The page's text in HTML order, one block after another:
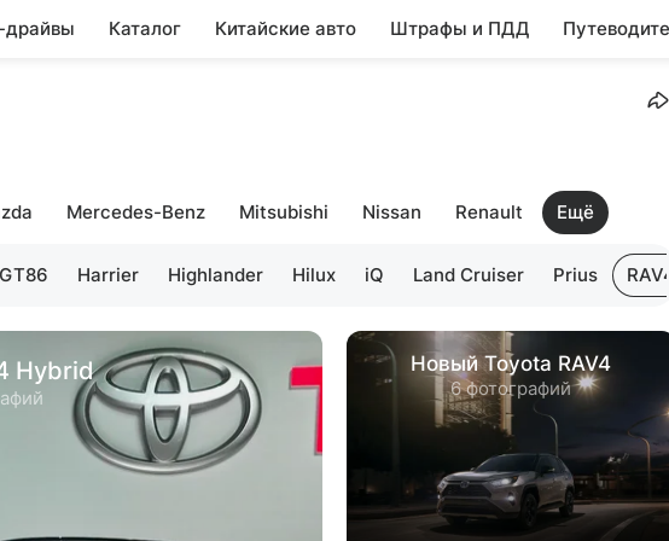
драйвы Каталог Китайские авто Штрафы и ПДД
Mercedes-Benz Mitsubishi Nissan Renault Ещё
GT86 Harrier Highlander Hilux iQ Land Cruiser Prius RAV4
Hybrid Новый Toyota RAV4
6 фотографий